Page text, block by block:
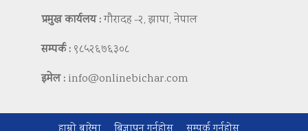
प्रमुख कार्यलय :गौरादह -२, झापा, नेपाल
सम्पर्क : ९८५२६७६३०८
इमेल : info@onlinebichar.com